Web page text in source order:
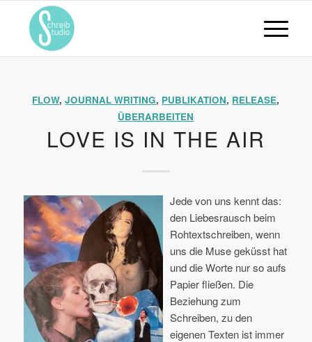
FLOW,JOURNAL WRITING, PUBLIKATION, RELEASE,
ÜBERARBEITEN
LOVE IS IN THE AIR
Jede von uns kennt das:
den Liebesrausch beim
Rohtextschreiben, wenn
uns die Muse geküsst hat
und die Worte nur so aufs
Papier fließen. Die
Beziehung zum
Schreiben, zu den
eigenen Texten ist immer